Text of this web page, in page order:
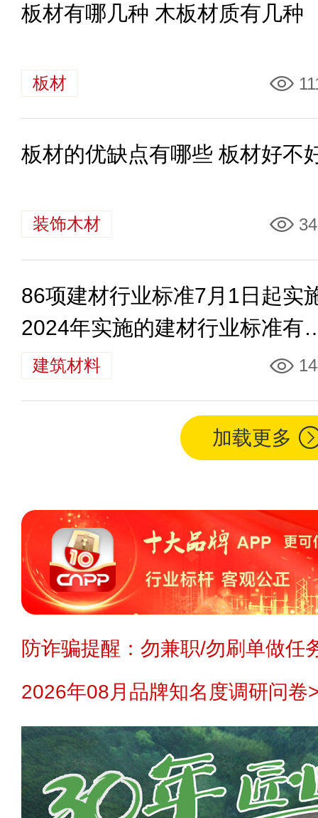
板材有哪几种 木板材质有几种
板材
板材的优缺点有哪些 板材好不
装饰木材
86项建材行业标准7月1日起实
2024年实施的建材行业标准有
些建筑材料
加载更多
防诈骗提醒：勿兼职/勿刷单做任
2026年08月品牌知名度调研问卷